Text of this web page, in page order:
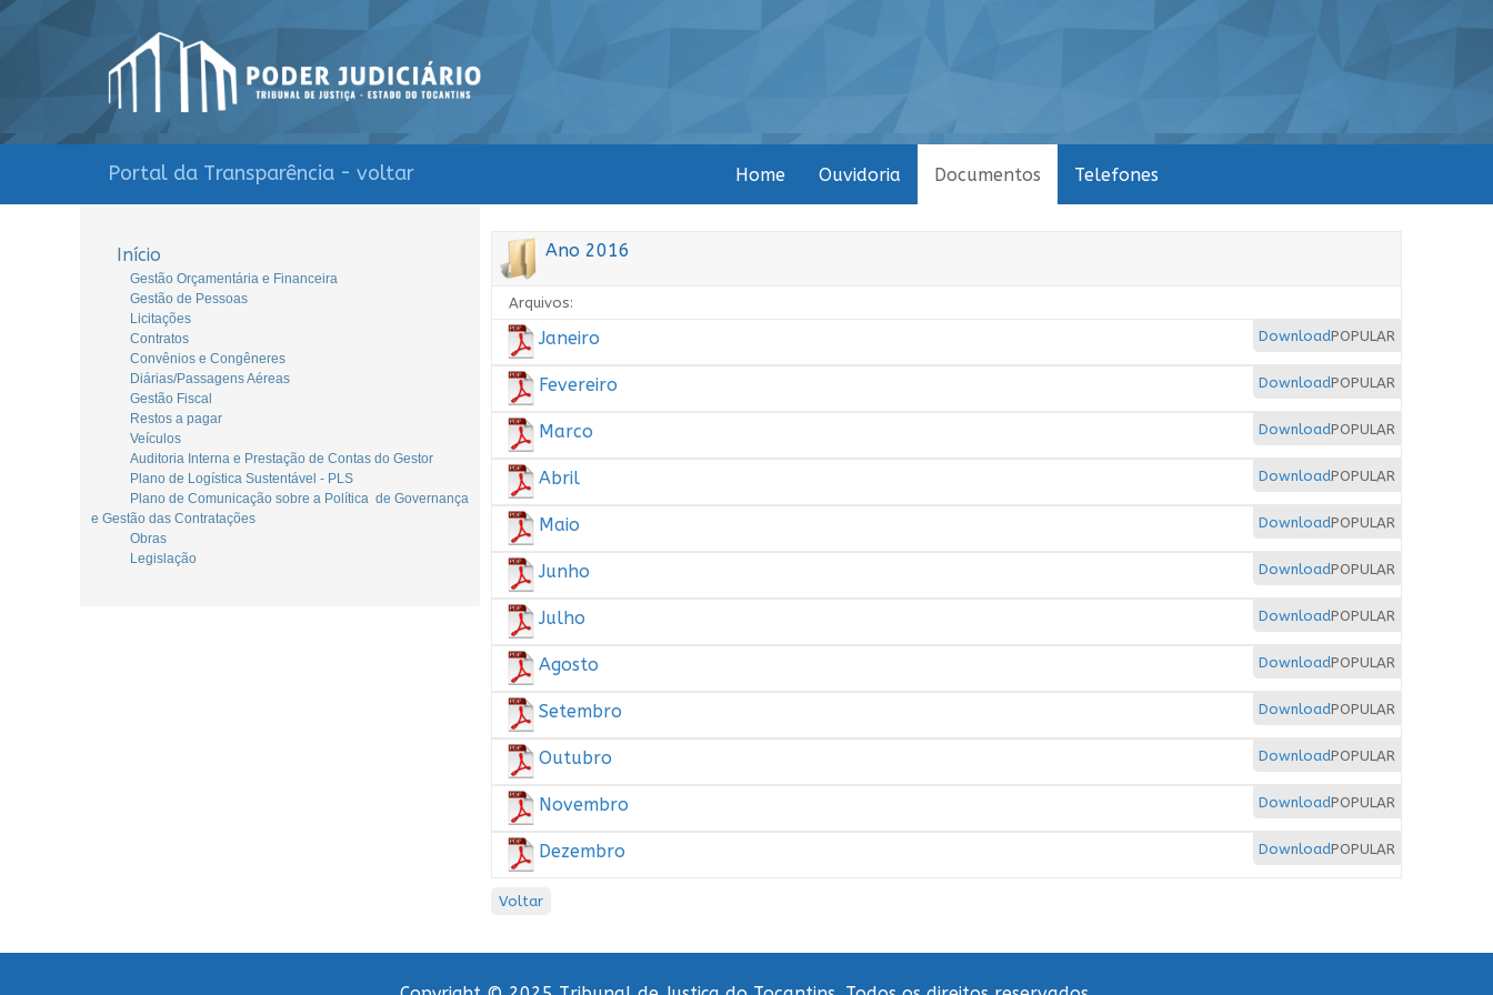
Portal da Transparência - voltar Home Ouvidoria Documentos Telefones
Início
Gestão Orçamentária e Financeira
Gestão de Pessoas
Licitações
Contratos
Convênios e Congêneres
Diárias/Passagens Aéreas
Gestão Fiscal
Restos a pagar
Veículos
Auditoria Interna e Prestação de Contas do Gestor
Plano de Logística Sustentável - PLS
Plano de Comunicação sobre a Política de Governança
e Gestão das Contratações
Obras
Legislação
Ano 2016
Arquivos:
POPULAR
Download
Janeiro
POPULAR
Download
Fevereiro
POPULAR
Download
Marco
POPULAR
Download
Abril
POPULAR
Download
Maio
POPULAR
Download
Junho
POPULAR
Download
Julho
POPULAR
Download
Agosto
POPULAR
Download
Setembro
POPULAR
Download
Outubro
POPULAR
Download
Novembro
POPULAR
Download
Dezembro
Voltar